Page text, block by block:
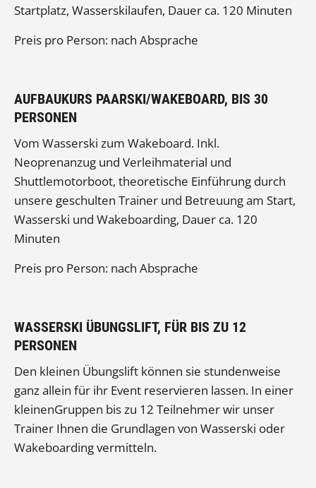
Startplatz, Wasserskilaufen, Dauer ca. 120 Minuten
Preis pro Person: nach Absprache
AUFBAUKURS PAARSKI/WAKEBOARD, BIS 30
PERSONEN
Vom Wasserski zum Wakeboard. Inkl.
Neoprenanzug und Verleihmaterial und
Shuttlemotorboot, theoretische Einführung durch
unsere geschulten Trainer und Betreuung am Start,
Wasserski und Wakeboarding, Dauer ca. 120
Minuten
Preis pro Person: nach Absprache
WASSERSKI ÜBUNGSLIFT, FÜR BIS ZU 12
PERSONEN
Den kleinen Übungslift können sie stundenweise
ganz allein für ihr Event reservieren lassen. In einer
kleinenGruppen bis zu 12 Teilnehmer wir unser
Trainer Ihnen die Grundlagen von Wasserski oder
Wakeboarding vermitteln.